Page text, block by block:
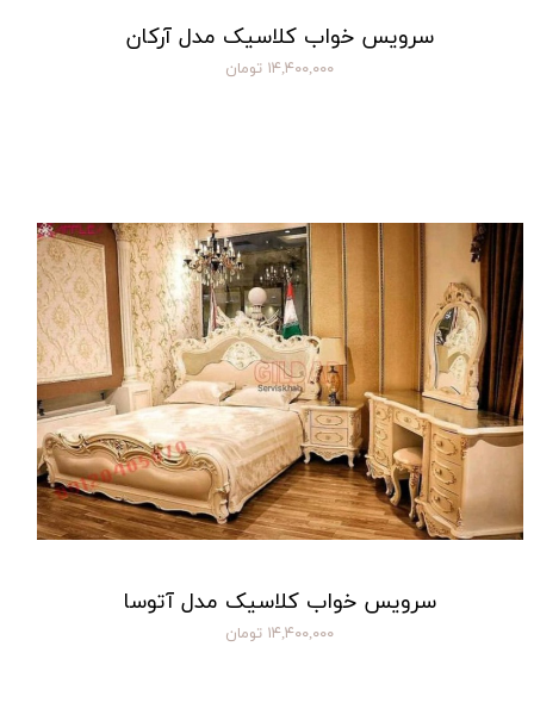
سرویس خواب کلاسیک مدل آرکان
۱۴,۴۰۰,۰۰۰ تومان
سرویس خواب کلاسیک مدل آتوسا
۱۴,۴۰۰,۰۰۰ تومان